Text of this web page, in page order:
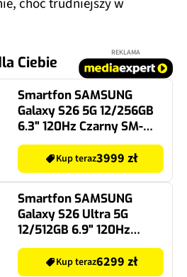
stosował oba te materiały
Fold wspierał rysik S Pen.
(Fold 3-6) korzystały z
działanie digitizera. Z
modele bez S Pena, takie jak
Galaxy Z Fold7
lżejszy i bardziej
choć trudniejszy w
Ciebie